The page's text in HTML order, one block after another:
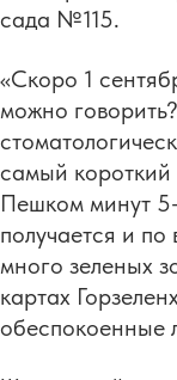
сада №115.
«Скоро 1
можно
самый короткий
Пешком минут
получается и
много зеленых
картах
обеспокоенные